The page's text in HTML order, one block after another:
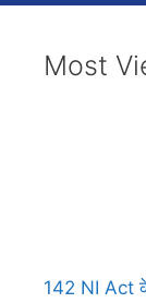
Most
142 NI Act के